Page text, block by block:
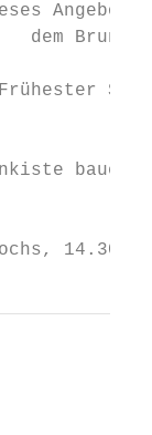
Angebot
dem Bruno-
bauen
14.30